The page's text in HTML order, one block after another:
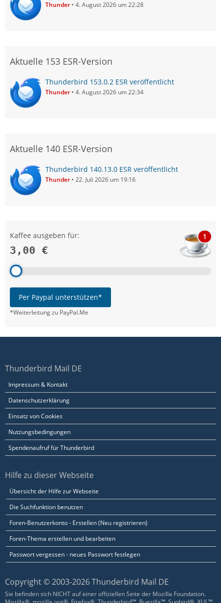
Thunder 4. August 2026 um 22:28
Aktuelle 153 ESR-Version
Thunderbird 153.0.2 ESR veröffentlicht
Thunder 4. August 2026 um 22:34
Aktuelle 140 ESR-Version
Thunderbird 140.13.0 ESR veröffentlicht
Thunder 22. Juli 2026 um 19:16
Kaffee ausgeben für:
3,00 €
1
Per Paypal unterstützen*
*Weiterleitung zu PayPal.Me
Thunderbird Mail DE
Impressum & Kontakt
Datenschutzerklärung
Einsatz von Cookies
Nutzungsbedingungen
Spendenaufruf für Thunderbird
Hilfe zu dieser Webseite
Übersicht der Hilfe zur Webseite
Die Suchfunktion benutzen
Foren-Benutzerkonto - Erstellen (Neu registrieren)
Foren-Thema erstellen und bearbeiten
Passwort vergessen - neues Passwort festlegen
Copyright © 2003-2026 Thunderbird Mail DE
Sie befinden sich NICHT auf einer offiziellen Seite der Mozilla Foundation.